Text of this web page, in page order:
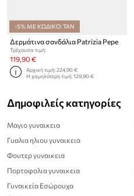
-5% ΜΕ ΚΩΔΙΚΟ: TAN
Δερμάτινα σανδάλια Patrizia Pepe
Τρέχουσα τιμή:
119,90 €
Αρχική τιμή:224,90 €
Η χαμηλότερη τιμή:129,90 €
Δημοφιλείς κατηγορίες
Μαγιο γυναικεια
Γυαλια ηλιου γυναικεια
Φουτερ γυναικεια
Πορτοφολια γυναικεια
Γυναικεία Εσώρουχα